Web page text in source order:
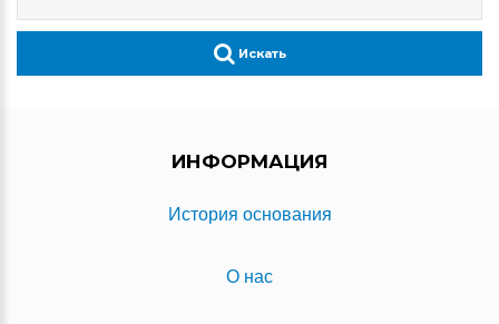
Искать
ИНФОРМАЦИЯ
История основания
О нас